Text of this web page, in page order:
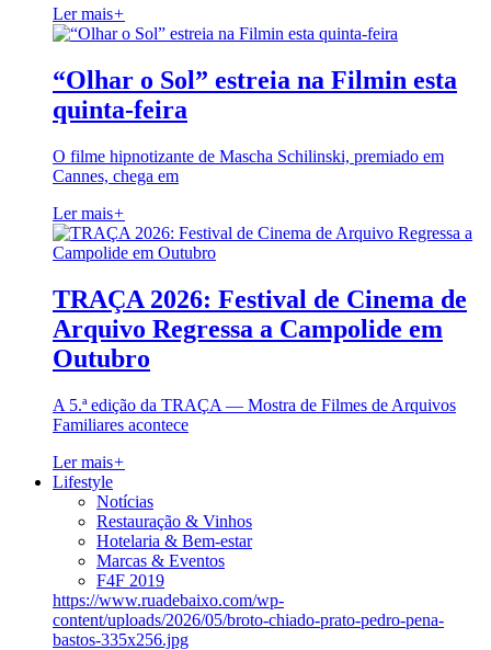
Ler mais+
“Olhar o Sol” estreia na Filmin esta
quinta-feira
O filme hipnotizante de Mascha Schilinski, premiado em
Cannes, chega em
Ler mais+
TRAÇA 2026: Festival de Cinema de
Arquivo Regressa a Campolide em
Outubro
A 5.ª edição da TRAÇA — Mostra de Filmes de Arquivos
Familiares acontece
Ler mais+
Lifestyle
Notícias
Restauração & Vinhos
Hotelaria & Bem-estar
Marcas & Eventos
F4F 2019
https://www.ruadebaixo.com/wp-
content/uploads/2026/05/broto-chiado-prato-pedro-pena-
bastos-335x256.jpg